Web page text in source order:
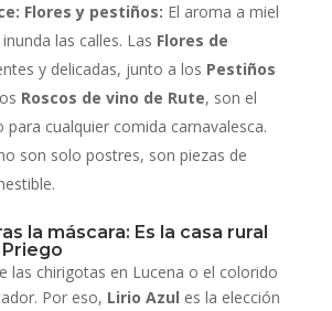
Flores y pestiños: El aroma a miel
las calles. Las Flores de
y delicadas, junto a los Pestiños
Roscos de vino de Rute, son el
para cualquier comida carnavalesca.
son solo postres, son piezas de
la máscara: Es la casa rural
Priego
las chirigotas en Lucena o el colorido
Por eso, Lirio Azul es la elección